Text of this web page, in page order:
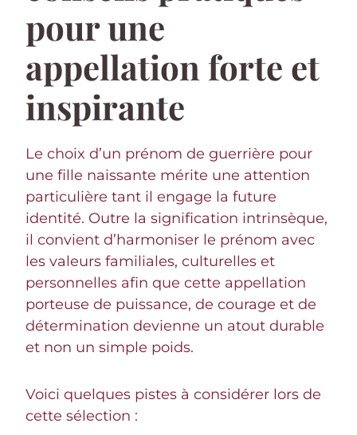
pour une
appellation forte et
inspirante
Le choix d’un prénom de guerrière pour
une fille naissante mérite une attention
particulière tant il engage la future
identité. Outre la signification intrinsèque,
il convient d’harmoniser le prénom avec
les valeurs familiales, culturelles et
personnelles afin que cette appellation
porteuse de puissance, de courage et de
détermination devienne un atout durable
et non un simple poids.
Voici quelques pistes à considérer lors de
cette sélection :